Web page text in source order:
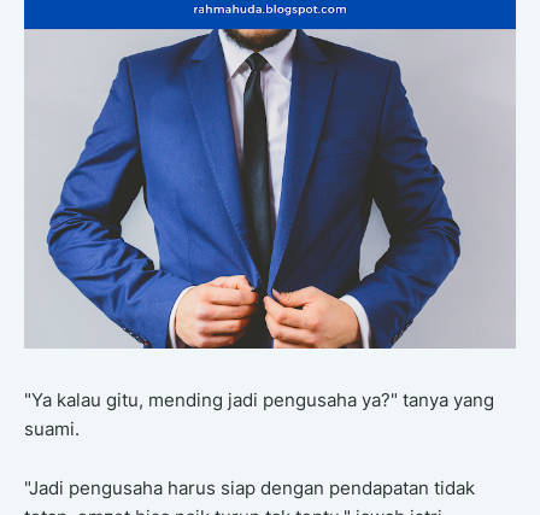
"Ya kalau gitu, mending jadi pengusaha ya?" tanya yang
suami.
"Jadi pengusaha harus siap dengan pendapatan tidak